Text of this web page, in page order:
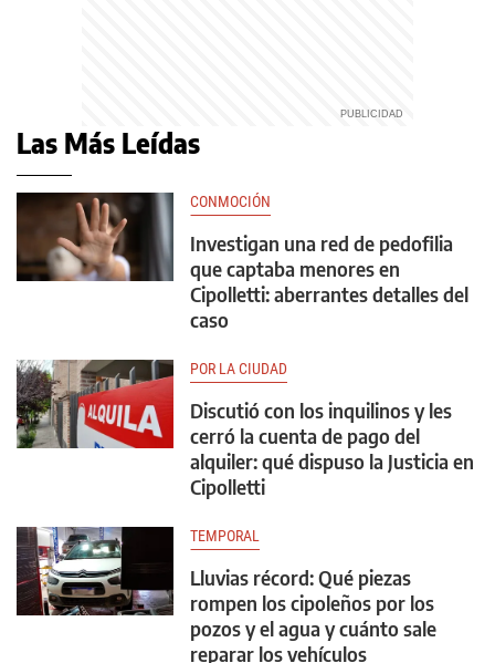
Las Más Leídas
CONMOCIÓN
Investigan una red de pedofilia
que captaba menores en
Cipolletti: aberrantes detalles del
caso
POR LA CIUDAD
Discutió con los inquilinos y les
cerró la cuenta de pago del
alquiler: qué dispuso la Justicia en
Cipolletti
TEMPORAL
Lluvias récord: Qué piezas
rompen los cipoleños por los
pozos y el agua y cuánto sale
reparar los vehículos